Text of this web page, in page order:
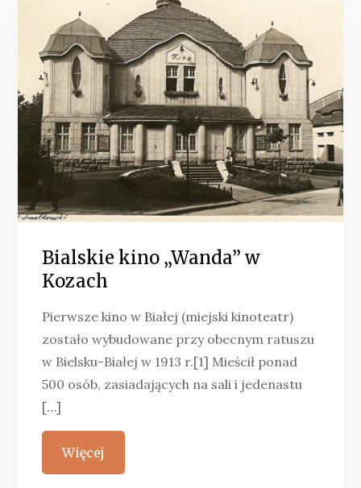
Bialskie kino „Wanda” w
Kozach
Pierwsze kino w Białej (miejski kinoteatr)
zostało wybudowane przy obecnym ratuszu
w Bielsku-Białej w 1913 r.[1] Mieścił ponad
500 osób, zasiadających na sali i jedenastu
[…]
Więcej